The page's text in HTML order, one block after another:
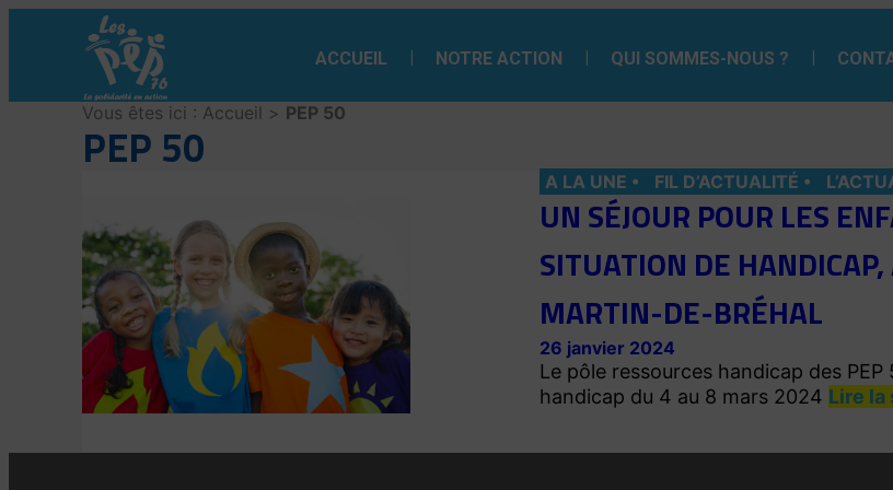
ACCUEIL NOTRE ACTION QUI SOMMES-NOUS ?
Vous êtes ici : Accueil > PEP 50
PEP 50
A LA UNE FIL D’ACTUALITÉ
UN SÉJOUR POUR LES
SITUATION DE
MARTIN-DE-BRÉHAL
26 janvier 2024
Le pôle ressources handicap des
handicap du 4 au 8 mars 2024 Lire la